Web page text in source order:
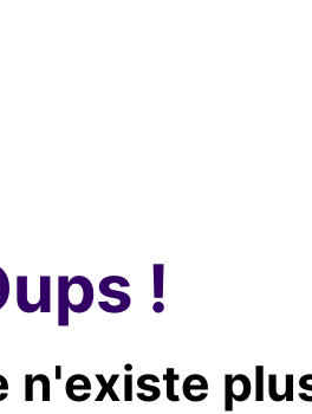
!
n'existe